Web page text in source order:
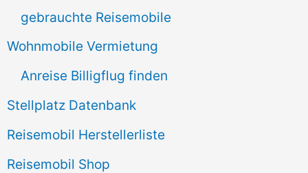
gebrauchte Reisemobile
Wohnmobile Vermietung
Anreise Billigflug finden
Stellplatz Datenbank
Reisemobil Herstellerliste
Reisemobil Shop